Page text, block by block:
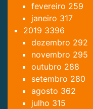
fevereiro 259
janeiro 317
2019 3396
dezembro 292
novembro 295
outubro 288
setembro 280
agosto 362
julho 315